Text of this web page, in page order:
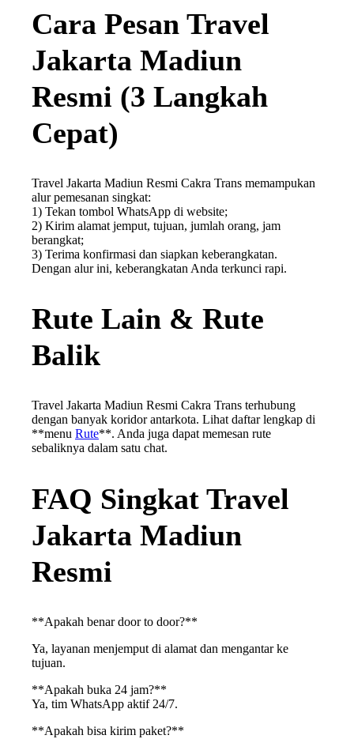
Cara Pesan Travel
Jakarta Madiun
Resmi (3 Langkah
Cepat)
Travel Jakarta Madiun Resmi Cakra Trans memampukan
alur pemesanan singkat:
1) Tekan tombol WhatsApp di website;
2) Kirim alamat jemput, tujuan, jumlah orang, jam
berangkat;
3) Terima konfirmasi dan siapkan keberangkatan.
Dengan alur ini, keberangkatan Anda terkunci rapi.
Rute Lain & Rute
Balik
Travel Jakarta Madiun Resmi Cakra Trans terhubung
dengan banyak koridor antarkota. Lihat daftar lengkap di
**menu Rute**. Anda juga dapat memesan rute
sebaliknya dalam satu chat.
FAQ Singkat Travel
Jakarta Madiun
Resmi
**Apakah benar door to door?**
Ya, layanan menjemput di alamat dan mengantar ke
tujuan.
**Apakah buka 24 jam?**
Ya, tim WhatsApp aktif 24/7.
**Apakah bisa kirim paket?**